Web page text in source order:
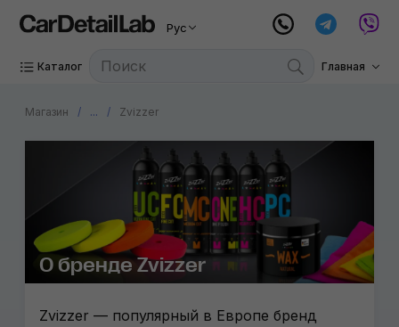
Рус
Каталог Главная
Магазин ... Zvizzer
О бренде Zvizzer
Zvizzer — популярный в Европе бренд